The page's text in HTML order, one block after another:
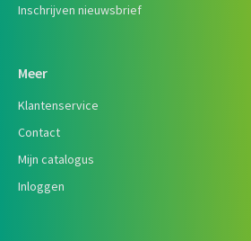
Inschrijven nieuwsbrief
Meer
Klantenservice
Contact
Mijn catalogus
Inloggen